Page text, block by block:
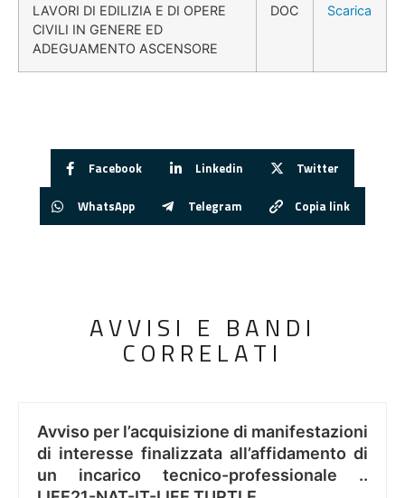
LAVORI DI EDILIZIA E DI OPERE
CIVILI IN GENERE ED
ADEGUAMENTO ASCENSORE
DOC Scarica
Facebook Linkedin Twitter
WhatsApp Telegram Copia link
AVVISI E BANDI
CORRELATI
Avviso per l’acquisizione di manifestazioni
di interesse finalizzata all’affidamento di
un incarico tecnico-professionale ..